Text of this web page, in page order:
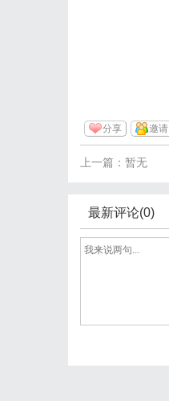
分享 邀请
上一篇：暂无
最新评论(0)